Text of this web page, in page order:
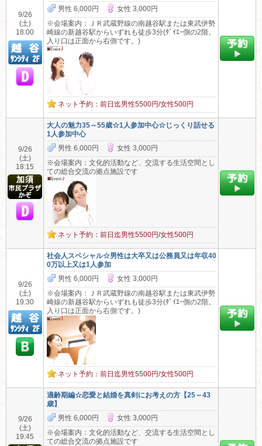
9/26
(土)
18:00
男性 6,000円
女性 3,000円
※会場案内：ＪＲ武蔵野線の南越谷駅または東武伊勢
崎線の新越谷駅からいずれも徒歩3分(ﾀﾞｲｴｰ側の2階。
入り口は正面から右側です。)
ネット予約：前日迄男性5500円/女性500円
9/26
(土)
18:15
大人の魅力35～55歳☆1人参加中心☆じっくり話せる
1人参加中心
男性 6,000円
女性 3,000円
※会場案内：文化的活動など、交流する生活空間とし
ての総合交流の拠点施設です
ネット予約：前日迄男性5500円/女性500円
9/26
(土)
19:30
社会人スペシャル☆男性は大卒又は公務員又は年収40
0万以上又は1人参加
男性 6,000円
女性 3,000円
※会場案内：ＪＲ武蔵野線の南越谷駅または東武伊勢
崎線の新越谷駅からいずれも徒歩3分(ﾀﾞｲｴｰ側の2階。
入り口は正面から右側です。)
ネット予約：前日迄男性5500円/女性500円
9/26
(土)
19:45
適齢期編☆恋愛と結婚を真剣にお考えの方【25～43
歳】
男性 6,000円
女性 3,000円
※会場案内：文化的活動など、交流する生活空間とし
ての総合交流の拠点施設です